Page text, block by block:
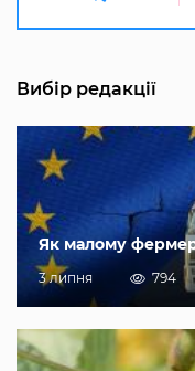
Вибір редакції
Як малому
3 липня 794